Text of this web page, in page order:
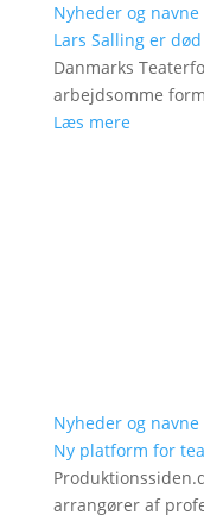
Nyheder og navne
Lars Salling er død
Danmarks
arbejdsomme
Læs mere
Nyheder og navne
Ny platform for
arrangører af